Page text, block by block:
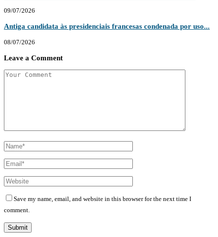
09/07/2026
Antiga candidata às presidenciais francesas condenada por uso...
08/07/2026
Leave a Comment
Save my name, email, and website in this browser for the next time I
comment.